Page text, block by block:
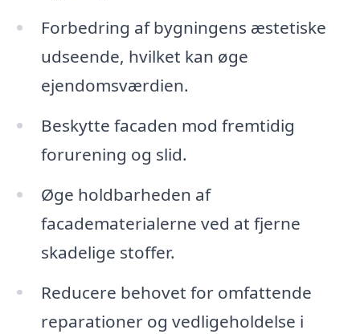
Forbedring af bygningens æstetiske
udseende, hvilket kan øge
ejendomsværdien.
Beskytte facaden mod fremtidig
forurening og slid.
Øge holdbarheden af
facadematerialerne ved at fjerne
skadelige stoffer.
Reducere behovet for omfattende
reparationer og vedligeholdelse i